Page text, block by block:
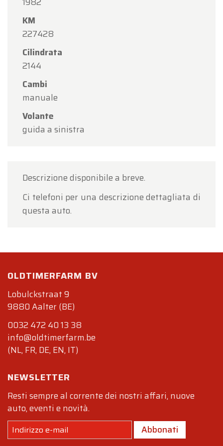
KM
227428
Cilindrata
2144
Cambi
manuale
Volante
guida a sinistra
Descrizione disponibile a breve.
Ci telefoni per una descrizione dettagliata di
questa auto.
OLDTIMERFARM BV
Lobulckstraat 9
9880 Aalter (BE)
0032 472 40 13 38
info@oldtimerfarm.be
(NL, FR, DE, EN, IT)
NEWSLETTER
Resti sempre al corrente dei nostri affari, nuove
auto, eventi e novità.
Abbonati